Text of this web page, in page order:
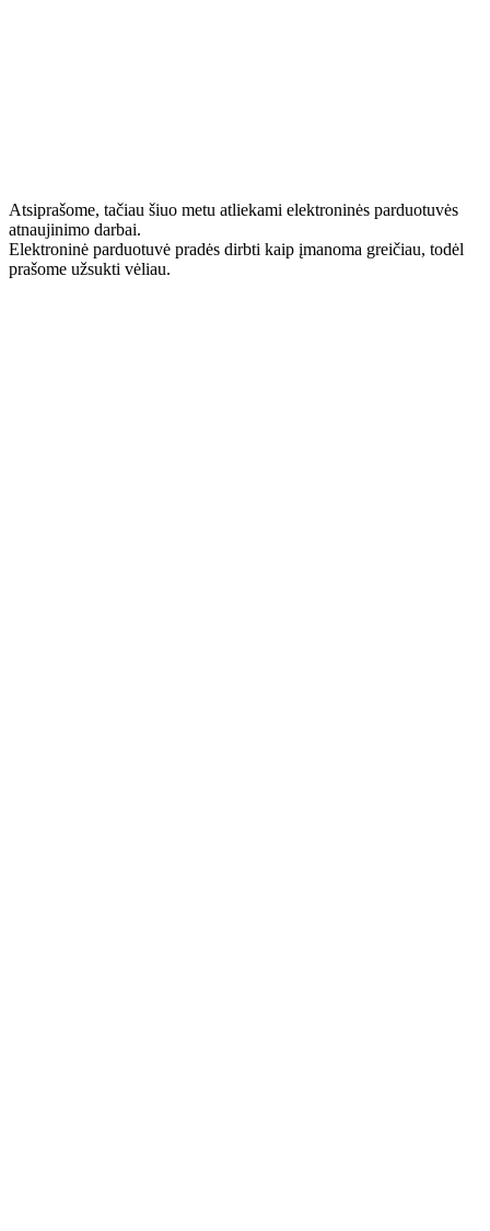
Atsiprašome, tačiau šiuo metu atliekami elektroninės parduotuvės
atnaujinimo darbai.
Elektroninė parduotuvė pradės dirbti kaip įmanoma greičiau, todėl
prašome užsukti vėliau.